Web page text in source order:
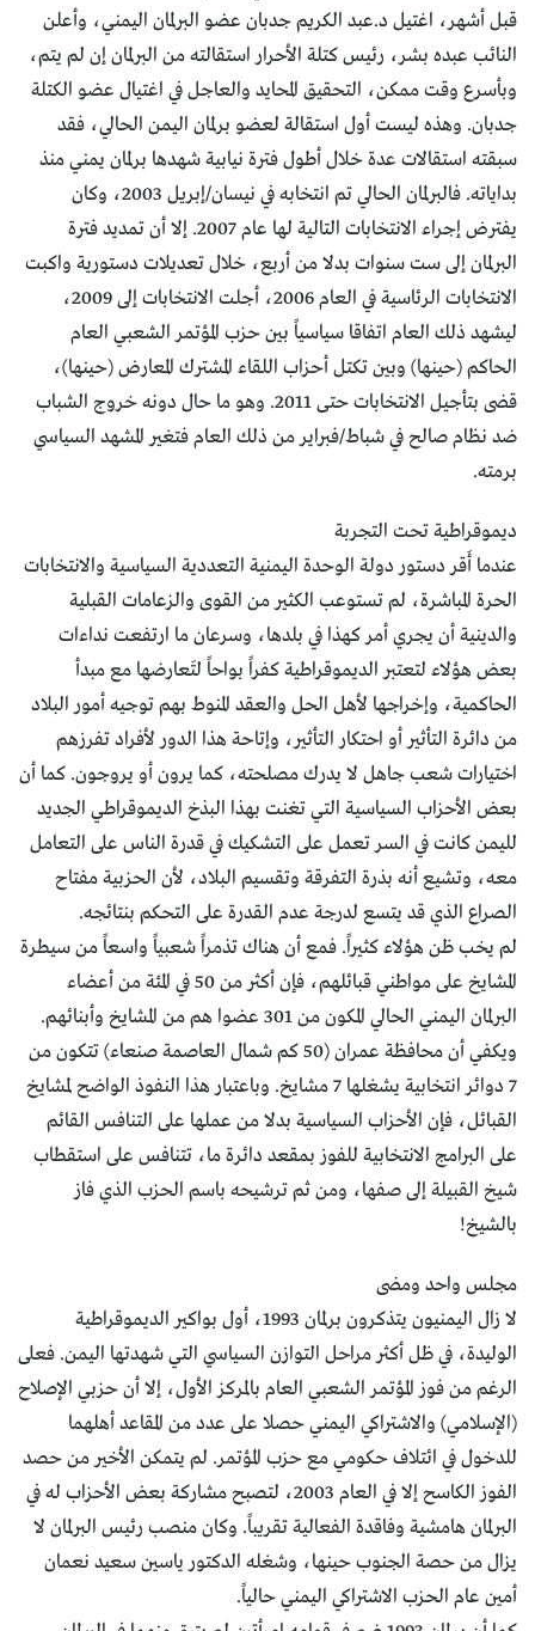
قبل أشهر، اغتيل د.عبد الكريم جدبان عضو البرلمان اليمني، وأعلن
النائب عبده بشر، رئيس كتلة الأحرار استقالته من البرلمان إن لم يتم،
وبأسرع وقت ممكن، التحقيق المحايد والعاجل في اغتيال عضو الكتلة
جدبان. وهذه ليست أول استقالة لعضو برلمان اليمن الحالي، فقد
سبقته استقالات عدة خلال أطول فترة نيابية شهدها برلمان يمني منذ
بداياته. فالبرلمان الحالي تم انتخابه في نيسان/إبريل 2003، وكان
يفترض إجراء الانتخابات التالية لها عام 2007. إلا أن تمديد فترة
البرلمان إلى ست سنوات بدلا من أربع، خلال تعديلات دستورية واكبت
الانتخابات الرئاسية في العام 2006، أجلت الانتخابات إلى 2009،
ليشهد ذلك العام اتفاقا سياسياً بين حزب المؤتمر الشعبي العام
الحاكم (حينها) وبين تكتل أحزاب اللقاء المشترك المعارض (حينها)،
قضى بتأجيل الانتخابات حتى 2011. وهو ما حال دونه خروج الشباب
ضد نظام صالح في شباط/فبراير من ذلك العام فتغير المشهد السياسي
برمته.
ديموقراطية تحت التجربة
عندما أَقر دستور دولة الوحدة اليمنية التعددية السياسية والانتخابات
الحرة المباشرة، لم تستوعب الكثير من القوى والزعامات القبلية
والدينية أن يجري أمر كهذا في بلدها، وسرعان ما ارتفعت نداءات
بعض هؤلاء لتعتبر الديموقراطية كفراً بواحاً لتَعارضها مع مبدأ
الحاكمية، وإخراجها لأهل الحل والعقد المنوط بهم توجيه أمور البلاد
من دائرة التأثير أو احتكار التأثير، وإتاحة هذا الدور لأفراد تفرزهم
اختيارات شعب جاهل لا يدرك مصلحته، كما يرون أو يروجون. كما أن
بعض الأحزاب السياسية التي تغنت بهذا البذخ الديموقراطي الجديد
لليمن كانت في السر تعمل على التشكيك في قدرة الناس على التعامل
معه، وتشيع أنه بذرة التفرقة وتقسيم البلاد، لأن الحزبية مفتاح
الصراع الذي قد يتسع لدرجة عدم القدرة على التحكم بنتائجه.
لم يخب ظن هؤلاء كثيراً. فمع أن هناك تذمراً شعبياً واسعاً من سيطرة
المشايخ على مواطني قبائلهم، فإن أكثر من 50 في المئة من أعضاء
البرلمان اليمني الحالي المكون من 301 عضوا هم من المشايخ وأبنائهم.
ويكفي أن محافظة عمران (50 كم شمال العاصمة صنعاء) تتكون من
7 دوائر انتخابية يشغلها 7 مشايخ. وباعتبار هذا النفوذ الواضح لمشايخ
القبائل، فإن الأحزاب السياسية بدلا من عملها على التنافس القائم
على البرامج الانتخابية للفوز بمقعد دائرة ما، تتنافس على استقطاب
شيخ القبيلة إلى صفها، ومن ثم ترشيحه باسم الحزب الذي فاز
بالشيخ!
مجلس واحد ومضى
لا زال اليمنيون يتذكرون برلمان 1993، أول بواكير الديموقراطية
الوليدة، في ظل أكثر مراحل التوازن السياسي التي شهدتها اليمن. فعلى
الرغم من فوز المؤتمر الشعبي العام بالمركز الأول، إلا أن حزبي الإصلاح
(الإسلامي) والاشتراكي اليمني حصلا على عدد من المقاعد أهلهما
للدخول في ائتلاف حكومي مع حزب المؤتمر. لم يتمكن الأخير من حصد
الفوز الكاسح إلا في العام 2003، لتصبح مشاركة بعض الأحزاب له في
البرلمان هامشية وفاقدة الفعالية تقريباً. وكان منصب رئيس البرلمان لا
يزال من حصة الجنوب حينها، وشغله الدكتور ياسين سعيد نعمان
أمين عام الحزب الاشتراكي اليمني حالياً.